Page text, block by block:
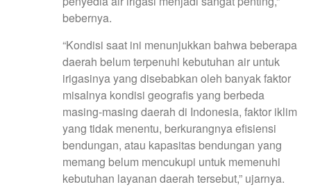
bebernya.
“Kondisi saat ini menunjukkan bahwa beberapa
daerah belum terpenuhi kebutuhan air untuk
irigasinya yang disebabkan oleh banyak faktor
misalnya kondisi geografis yang berbeda
masing-masing daerah di Indonesia, faktor iklim
yang tidak menentu, berkurangnya efisiensi
bendungan, atau kapasitas bendungan yang
memang belum mencukupi untuk memenuhi
kebutuhan layanan daerah tersebut,” ujarnya.